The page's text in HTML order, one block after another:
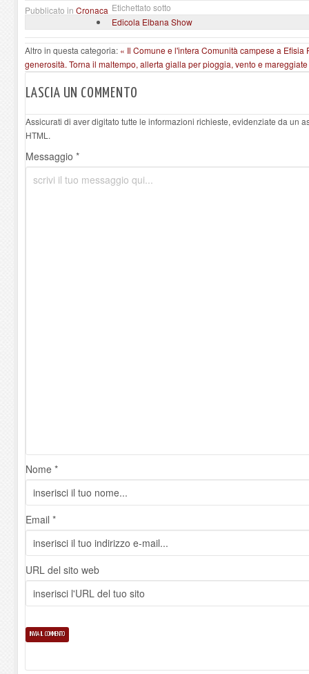
Pubblicato in Cronaca Etichettato sotto
Edicola Elbana Show
Altro in questa categoria: « Il Comune e l'intera Comunità campese a Efisia
generosità. Torna il maltempo, allerta gialla per pioggia, vento e
LASCIA UN COMMENTO
Assicurati di aver digitato tutte le informazioni richieste, evidenziate da un
HTML.
Messaggio *
Nome *
Email *
URL del sito web